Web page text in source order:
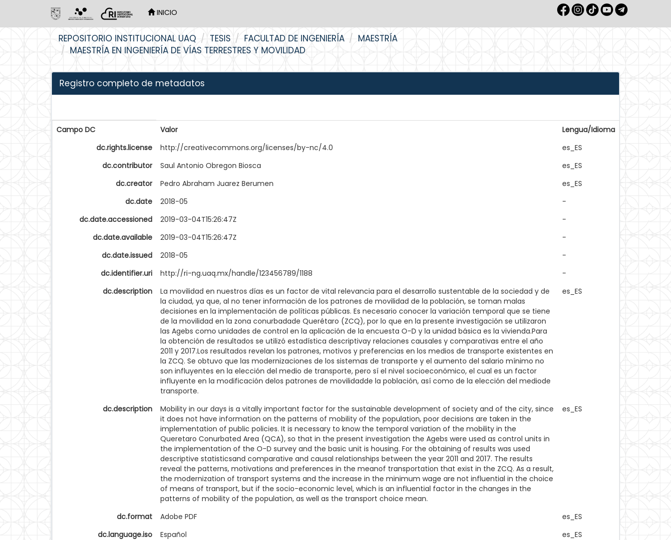
INICIO
REPOSITORIO INSTITUCIONAL UAQ TESIS FACULTAD DE INGENIERÍA
MAESTRÍA
MAESTRÍA EN INGENIERÍA DE VÍAS TERRESTRES Y MOVILIDAD
Registro completo de metadatos
Campo DC Valor
Lengua/Idioma
dc.rights.license
http://creativecommons.org/licenses/by-nc/4.0
es_ES
dc.contributor
Saul Antonio Obregon Biosca
es_ES
dc.creator
Pedro Abraham Juarez Berumen
es_ES
dc.date
2018-05
-
dc.date.accessioned
2019-03-04T15:26:47Z
-
dc.date.available
2019-03-04T15:26:47Z
-
dc.date.issued
2018-05
-
dc.identifier.uri
http://ri-ng.uaq.mx/handle/123456789/1188
-
dc.description
La movilidad en nuestros días es un factor de vital relevancia para el desarrollo sustentable de la sociedad y de
la ciudad, ya que, al no tener información de los patrones de movilidad de la población, se toman malas
decisiones en la implementación de políticas públicas. Es necesario conocer la variación temporal que se tiene
de la movilidad en la zona conurbadade Querétaro (ZCQ), por lo que en la presente investigación se utilizaron
las Agebs como unidades de control en la aplicación de la encuesta O-D y la unidad básica es la vivienda.Para
la obtención de resultados se utilizó estadística descriptivay relaciones causales y comparativas entre el año
2011 y 2017.Los resultados revelan los patrones, motivos y preferencias en los medios de transporte existentes en
la ZCQ. Se obtuvo que las modernizaciones de los sistemas de transporte y el aumento del salario mínimo no
son influyentes en la elección del medio de transporte, pero sí el nivel socioeconómico, el cual es un factor
influyente en la modificación delos patrones de movilidadde la población, así como de la elección del mediode
transporte.
es_ES
dc.description
Mobility in our days is a vitally important factor for the sustainable development of society and of the city, since
it does not have information on the patterns of mobility of the population, poor decisions are taken in the
implementation of public policies. It is necessary to know the temporal variation of the mobility in the
Queretaro Conurbated Area (QCA), so that in the present investigation the Agebs were used as control units in
the implementation of the O-D survey and the basic unit is housing. For the obtaining of results was used
descriptive statisticsand comparative and causal relationships between the year 2011 and 2017. The results
reveal the patterns, motivations and preferences in the meanof transportation that exist in the ZCQ. As a result,
the modernization of transport systems and the increase in the minimum wage are not influential in the choice
of means of transport, but if the socio-economic level, which is an influential factor in the changes in the
patterns of mobility of the population, as well as the transport choice mean.
es_ES
dc.format Adobe PDF
es_ES
dc.language.iso
Español
es_ES